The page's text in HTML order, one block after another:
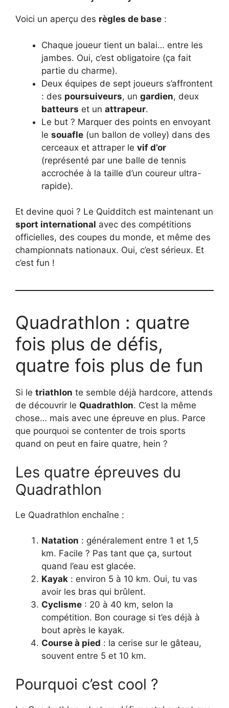
Voici un aperçu des règles de base :
Chaque joueur tient un balai… entre les
jambes. Oui, c’est obligatoire (ça fait
partie du charme).
Deux équipes de sept joueurs s’affrontent
: des poursuiveurs, un gardien, deux
batteurs et un attrapeur.
Le but ? Marquer des points en envoyant
le souafle (un ballon de volley) dans des
cerceaux et attraper le vif d’or
(représenté par une balle de tennis
accrochée à la taille d’un coureur ultra-
rapide).
Et devine quoi ? Le Quidditch est maintenant un
sport international avec des compétitions
officielles, des coupes du monde, et même des
championnats nationaux. Oui, c’est sérieux. Et
c’est fun !
Quadrathlon : quatre
fois plus de défis,
quatre fois plus de fun
Si le triathlon te semble déjà hardcore, attends
de découvrir le Quadrathlon. C’est la même
chose… mais avec une épreuve en plus. Parce
que pourquoi se contenter de trois sports
quand on peut en faire quatre, hein ?
Les quatre épreuves du
Quadrathlon
Le Quadrathlon enchaîne :
Natation : généralement entre 1 et 1,5
km. Facile ? Pas tant que ça, surtout
quand l’eau est glacée.
Kayak : environ 5 à 10 km. Oui, tu vas
avoir les bras qui brûlent.
Cyclisme : 20 à 40 km, selon la
compétition. Bon courage si t’es déjà à
bout après le kayak.
Course à pied : la cerise sur le gâteau,
souvent entre 5 et 10 km.
Pourquoi c’est cool ?